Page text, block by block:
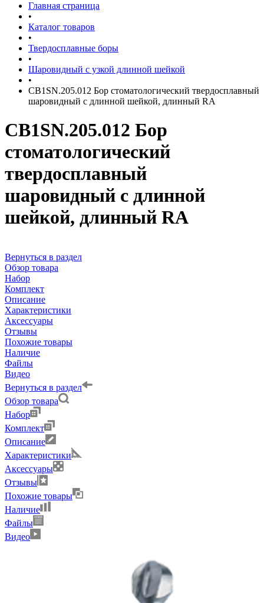
Главная страница
•
Каталог товаров
•
Твердосплавные боры
•
Шаровидный с узкой длинной шейкой
•
CB1SN.205.012 Бор стоматологический твердосплавный
шаровидный с длинной шейкой, длинный RA
CB1SN.205.012 Бор
стоматологический
твердосплавный
шаровидный с длинной
шейкой, длинный RA
Вернуться в раздел
Обзор товара
Набор
Комплект
Описание
Характеристики
Аксессуары
Отзывы
Похожие товары
Наличие
Файлы
Видео
Вернуться в раздел
Обзор товара
Набор
Комплект
Описание
Характеристики
Аксессуары
Отзывы
Похожие товары
Наличие
Файлы
Видео